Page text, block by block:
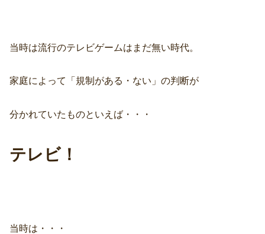
当時は流行のテレビゲームはまだ無い時代。
家庭によって「規制がある・ない」の判断が
分かれていたものといえば・・・
テレビ！
当時は・・・